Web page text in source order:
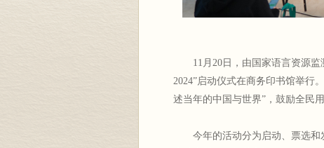
11月20日，由国家语言资源
2024”启动仪式在商务印书馆举行
述当年的中国与世界”，鼓励全民
今年的活动分为启动、票选和